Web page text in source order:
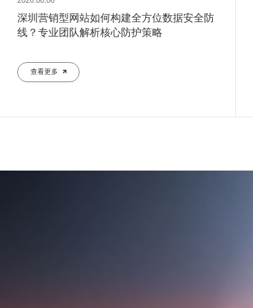
深圳营销型网站如何构建全方位数据安全防
线？专业团队解析核心防护策略
查看更多